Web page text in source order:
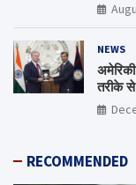
NEWS
तरीके से
RECOMMENDED